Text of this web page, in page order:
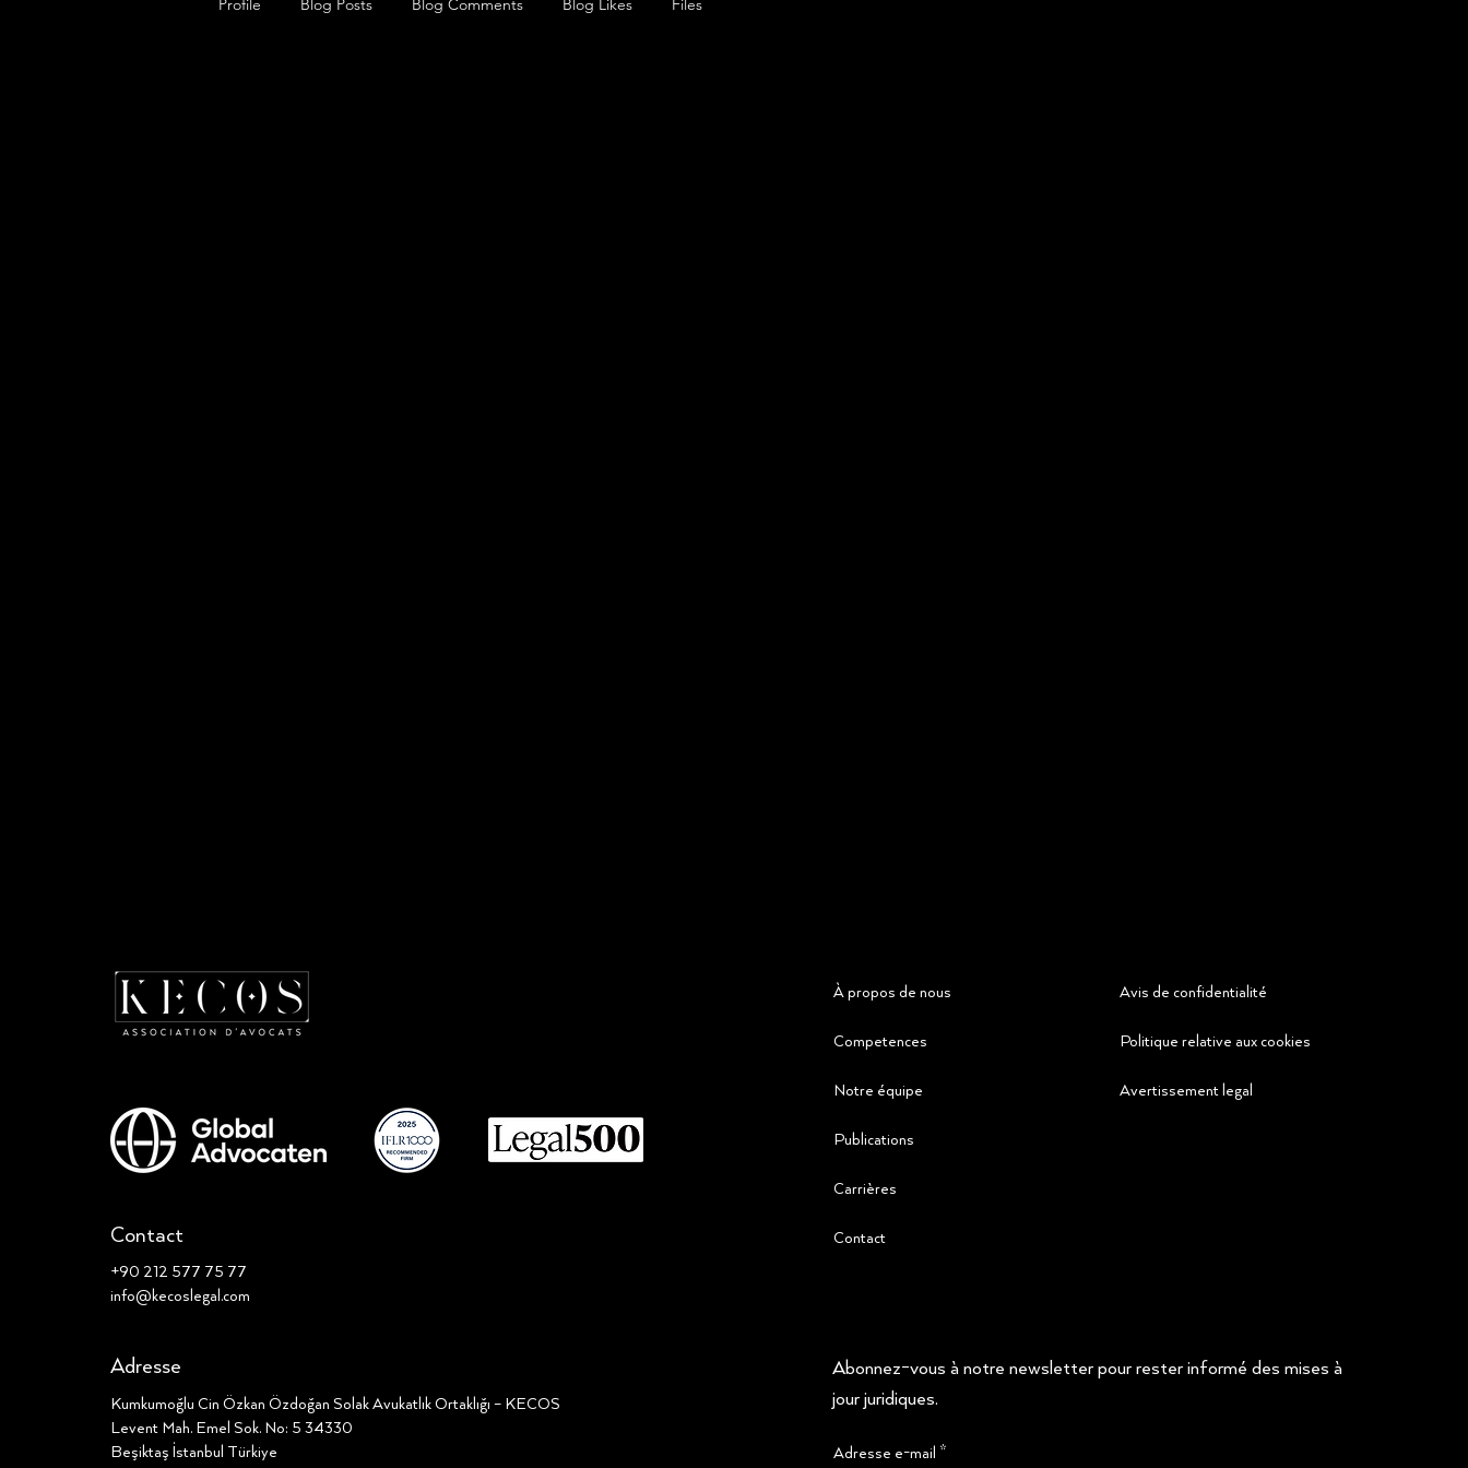
Profile Blog Posts Blog Comments Blog Likes Files
Contact
+90 212 577 75 77
info@kecoslegal.com
Adresse
Kumkumoğlu Cin Özkan Özdoğan Solak Avukatlık Ortaklığı – KECOS
Levent Mah. Emel Sok. No: 5 34330
Beşiktaş İstanbul Türkiye
À propos de nous
Competences
Notre équipe
Publications
Carrières
Contact
Avis de confidentialité
Politique relative aux cookies
Avertissement legal
Abonnez-vous à notre newsletter pour rester informé des mises à
jour juridiques.
Adresse e-mail